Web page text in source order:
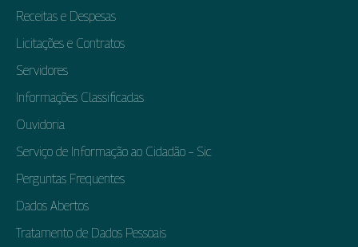
Receitas e Despesas
Licitações e Contratos
Servidores
Informações Classificadas
Ouvidoria
Serviço de Informação ao Cidadão – Sic
Perguntas Frequentes
Dados Abertos
Tratamento de Dados Pessoais